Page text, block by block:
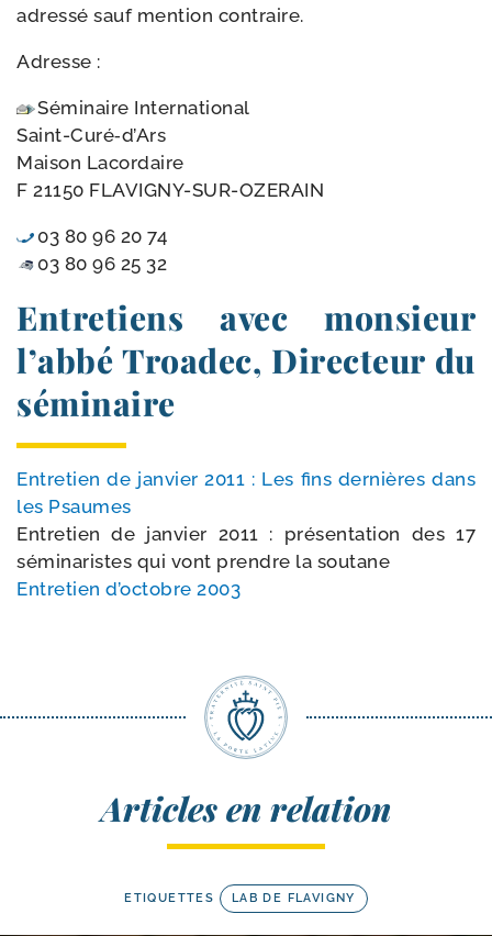
adres­sé sauf men­tion contraire.
Adresse :
Séminaire International
Saint-Curé‑d’Ars
Maison Lacordaire
F 21150 FLAVIGNY-SUR-OZERAIN
03 80 96 20 74
03 80 96 25 32
Entretiens avec monsieur
l’abbé Troadec, Directeur du
séminaire
Entretien de jan­vier 2011 : Les fins der­nières dans
les Psaumes
Entretien de jan­vier 2011 : pré­sen­ta­tion des 17
sémi­na­ristes qui vont prendre la sou­tane
Entretien d’oc­tobre 2003
Articles en relation
ETIQUETTES LAB DE FLAVIGNY